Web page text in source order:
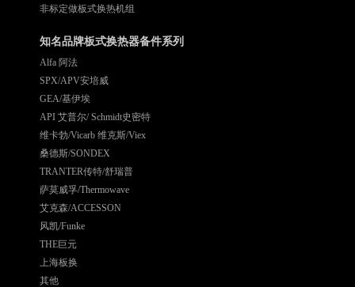
非标定做板式换热机组
知名品牌板式换热器备件系列
Alfa 阿法
SPX/APV安培威
GEA/基伊埃
API 艾普尔/ Schmidt史密特
维卡勃/Vicarb 维克斯/Viex
桑德斯/SONDEX
TRANTER传特/舒瑞普
萨莫威孚/Thermowave
艾克森/ACCESSON
风凯/Funke
THE巨元
上海板换
其他